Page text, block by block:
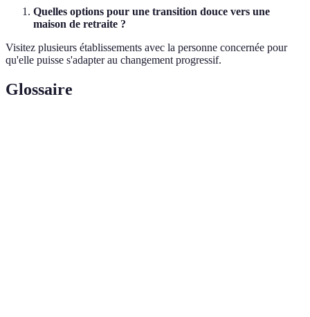
Quelles options pour une transition douce vers une
maison de retraite ?
Visitez plusieurs établissements avec la personne concernée pour
qu'elle puisse s'adapter au changement progressif.
Glossaire